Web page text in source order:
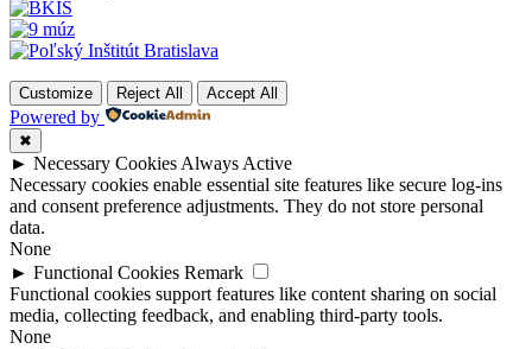
Customize Reject All Accept All
Powered by
✖
► Necessary Cookies Always Active
Necessary cookies enable essential site features like secure log-ins
and consent preference adjustments. They do not store personal
data.
None
► Functional Cookies Remark
Functional cookies support features like content sharing on social
media, collecting feedback, and enabling third-party tools.
None